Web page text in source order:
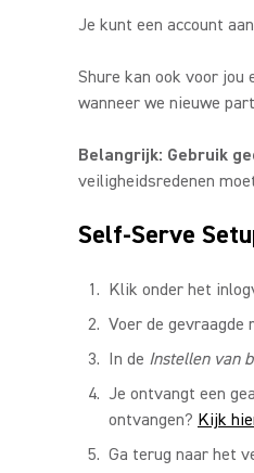
Je kunt een account
Shure kan ook voor jou
wanneer we nieuwe
Belangrijk: Gebruik
veiligheidsredenen
Self-Serve
Klik onder het
Voer de
In de Instellen van
Je ontvangt een
ontvangen? Kijk
Ga terug naar het